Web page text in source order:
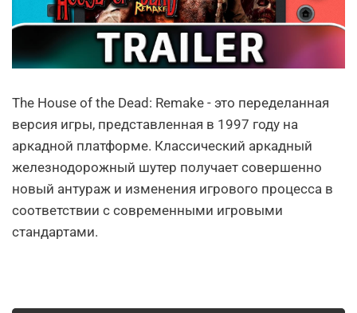
The House of the Dead: Remake - это переделанная
версия игры, представленная в 1997 году на
аркадной платформе. Классический аркадный
железнодорожный шутер получает совершенно
новый антураж и изменения игрового процесса в
соответствии с современными игровыми
стандартами.